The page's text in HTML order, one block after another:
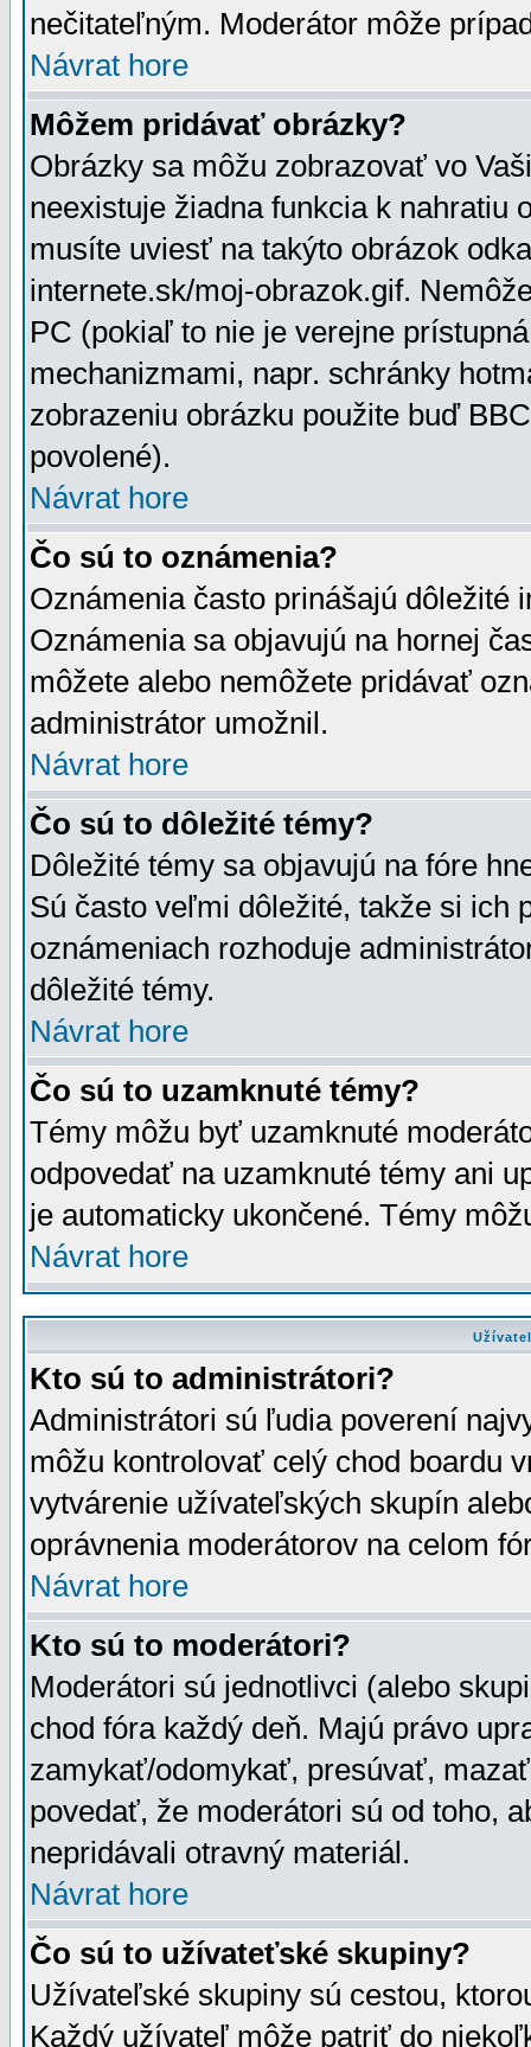
nečitateľným. Moderátor môže
Návrat hore
Môžem pridávať obrázky?
Obrázky sa môžu zobrazovať vo
neexistuje žiadna funkcia k nahratiu
musíte uviesť na takýto obrázok
internete.sk/moj-obrazok.gif.
PC (pokiaľ to nie je verejne
mechanizmami, napr. schránky
zobrazeniu obrázku použite buď
povolené).
Návrat hore
Čo sú to oznámenia?
Oznámenia často prinášajú dôležité
Oznámenia sa objavujú na hornej
môžete alebo nemôžete pridávať
administrátor umožnil.
Návrat hore
Čo sú to dôležité témy?
Dôležité témy sa objavujú na fóre
Sú často veľmi dôležité, takže si ich
oznámeniach rozhoduje
dôležité témy.
Návrat hore
Čo sú to uzamknuté témy?
Témy môžu byť uzamknuté
odpovedať na uzamknuté témy ani
je automaticky ukončené. Témy
Návrat hore
Kto sú to administrátori?
Administrátori sú ľudia poverení
môžu kontrolovať celý chod boardu
vytvárenie užívateľských skupín
oprávnenia moderátorov na celom
Návrat hore
Kto sú to moderátori?
Moderátori sú jednotlivci (alebo
chod fóra každý deň. Majú právo
zamykať/odomykať, presúvať,
povedať, že moderátori sú od toho,
nepridávali otravný materiál.
Návrat hore
Čo sú to užívateťské skupiny?
Užívateľské skupiny sú cestou,
Každý užívateľ môže patriť do